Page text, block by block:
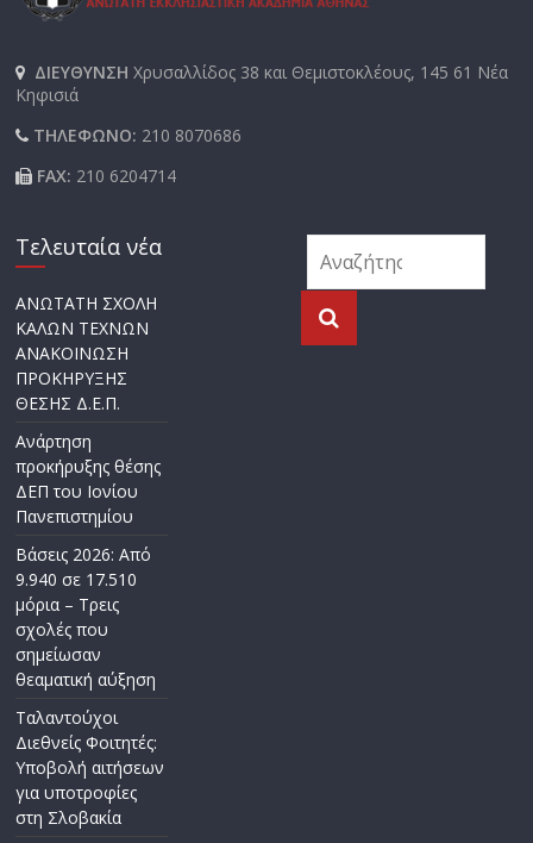
ΔΙΕΥΘΥΝΣΗΧρυσαλλίδος 38 και Θεμιστοκλέους, 145 61 Νέα
Κηφισιά
ΤΗΛΕΦΩΝΟ: 210 8070686
FAX: 210 6204714
Τελευταία νέα
ΑΝΩΤΑΤΗ ΣΧΟΛΗ
ΚΑΛΩΝ ΤΕΧΝΩΝ
ΑΝΑΚΟΙΝΩΣΗ
ΠΡΟΚΗΡΥΞΗΣ
ΘΕΣΗΣ Δ.Ε.Π.
Ανάρτηση
προκήρυξης θέσης
ΔΕΠ του Ιονίου
Πανεπιστημίου
Βάσεις 2026: Από
9.940 σε 17.510
μόρια – Τρεις
σχολές που
σημείωσαν
θεαματική αύξηση
Ταλαντούχοι
Διεθνείς Φοιτητές:
Υποβολή αιτήσεων
για υποτροφίες
στη Σλοβακία